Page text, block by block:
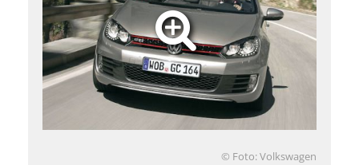
© Foto: Volkswagen